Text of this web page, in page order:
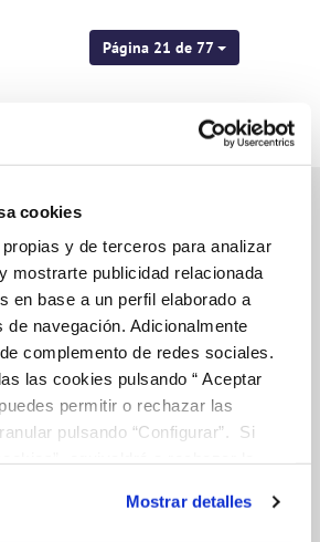
cookies
y de terceros para analizar
mostrarte publicidad relacionada
en base a un perfil elaborado a
de navegación. Adicionalmente
complemento de redes sociales.
las cookies pulsando “ Aceptar
permitir o rechazar las
pulsando “Configurar”. Si
para que el sitio web funcione y que
desactivar. Puedes consultar
Mostrar detalles
Página 21 de 77